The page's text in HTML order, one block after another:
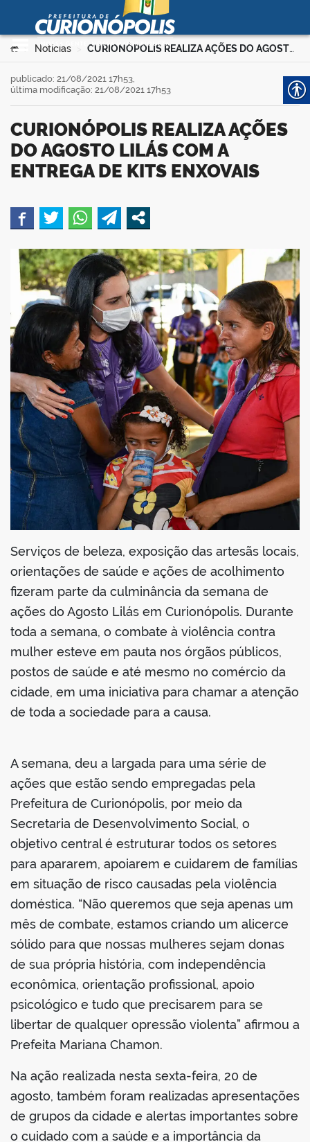
Ir para o conteúdo
Prefeitura Municipal de
Curionópolis
Você está aqui:
Notícias > CURIONÓPOLIS REALIZA AÇÕES DO AGOSTO LILÁS COM A ENTREGA DE KITS ENXOVAIS
CURIONÓPOLIS REALIZA AÇÕES
DO AGOSTO LILÁS COM A
ENTREGA DE KITS ENXOVAIS
publicado: 21/08/2021 17h53,
última modificação: 21/08/2021 17h53
Serviços de beleza, exposição das artesãs locais,
orientações de saúde e ações de acolhimento
fizeram parte da culminância da semana de
ações do Agosto Lilás em Curionópolis. Durante
toda a semana, o combate à violência contra
mulher esteve em pauta nos órgãos públicos,
postos de saúde e até mesmo no comércio da
cidade, em uma iniciativa para chamar a atenção
de toda a sociedade para a causa.
A semana, deu a largada para uma série de
ações que estão sendo empregadas pela
Prefeitura de Curionópolis, por meio da
Secretaria de Desenvolvimento Social, o
objetivo central é estruturar todos os setores
para apararem, apoiarem e cuidarem de famílias
em situação de risco causadas pela violência
doméstica. “Não queremos que seja apenas um
mês de combate, estamos criando um alicerce
sólido para que nossas mulheres sejam donas
de sua própria história, com independência
econômica, orientação profissional, apoio
psicológico e tudo que precisarem para se
libertar de qualquer opressão violenta” afirmou a
Prefeita Mariana Chamon.
Na ação realizada nesta sexta-feira, 20 de
agosto, também foram realizadas apresentações
de grupos da cidade e alertas importantes sobre
o cuidado com a saúde e a importância da